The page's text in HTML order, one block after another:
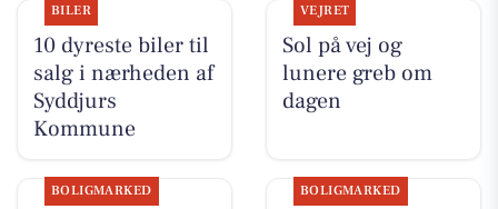
BILER
10 dyreste biler til
salg i nærheden af
Syddjurs
Kommune
VEJRET
Sol på vej og
lunere greb om
dagen
BOLIGMARKED BOLIGMARKED